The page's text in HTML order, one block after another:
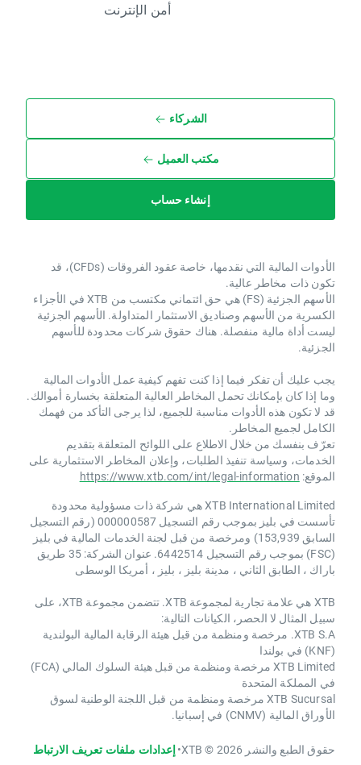
أمن الإنترنت
الشركاء
مكتب العميل
إنشاء حساب
الأدوات المالية التي نقدمها، خاصة عقود الفروقات (CFDs)، قد
تكون ذات مخاطر عالية.
الأسهم الجزئية (FS) هي حق ائتماني مكتسب من XTB ​​في الأجزاء
الكسرية من الأسهم وصناديق الاستثمار المتداولة. الأسهم الجزئية
ليست أداة مالية منفصلة. هناك حقوق شركات محدودة للأسهم
الجزئية.
يجب عليك أن تفكر فيما إذا كنت تفهم كيفية عمل الأدوات المالية
وما إذا كان بإمكانك تحمل المخاطر العالية المتعلقة بخسارة أموالك.
قد لا تكون هذه الأدوات مناسبة للجميع، لذا يرجى التأكد من فهمك
الكامل لجميع المخاطر.
تعرّف بنفسك من خلال الاطلاع على اللوائح المتعلقة بتقديم
الخدمات، وسياسة تنفيذ الطلبات، وإعلان المخاطر الاستثمارية على
الموقع: https://www.xtb.com/int/legal-information
XTB International Limited هي شركة ذات مسؤولية محدودة
تأسست في بليز بموجب رقم التسجيل 000000587 (رقم التسجيل
السابق 153,939) ومرخصة من قبل لجنة الخدمات المالية في بليز
(FSC) بموجب رقم التسجيل 6442514. عنوان الشركة: 35 طريق
باراك ، الطابق الثاني ، مدينة بليز ، بليز ، أمريكا الوسطى
XTB هي علامة تجارية لمجموعة XTB. تتضمن مجموعة XTB، على
سبيل المثال لا الحصر، الكيانات التالية:
XTB S.A. مرخصة ومنظمة من قبل هيئة الرقابة المالية البولندية
(KNF) في بولندا
XTB Limited مرخصة ومنظمة من قبل هيئة السلوك المالي (FCA)
في المملكة المتحدة
XTB Sucursal مرخصة ومنظمة من قبل اللجنة الوطنية لسوق
الأوراق المالية (CNMV) في إسبانيا.
حقوق الطبع والنشر 2026 © XTB •إعدادات ملفات تعريف الارتباط